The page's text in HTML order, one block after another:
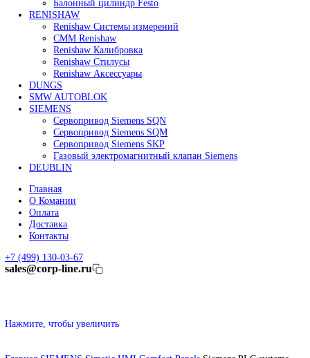
HEIDENHAIN
Линейные энкодеры Heidenhain LS 628C
Линейные энкодеры Heidenhain LS 688C
Линейные энкодеры Heidenhain LC 185
Линейные энкодеры Heidenhain LC 195F
FANUC ROBOT
Робот Fanuc LR Mate
Робот Fanuc для сварки
Коллаборативные-роботы FANUC
Робот Delta Fanuc
Редуктор Fanuc Робот
FESTO
Балонный цилиндр Festo
Renishaw Системы измерений
CMM Renishaw
Renishaw Калибровка
Renishaw Cтилусы
DUNGS
SMW AUTOBLOK
Сервопривод Siemens SKP
DEUBLIN